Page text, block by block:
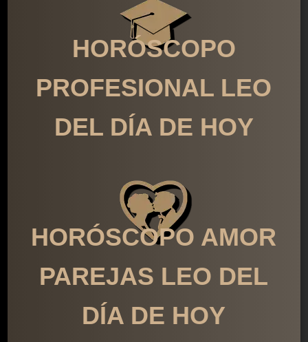
HORÓSCOPO
PROFESIONAL LEO
DEL DÍA DE HOY
HORÓSCOPO AMOR
PAREJAS LEO DEL
DÍA DE HOY